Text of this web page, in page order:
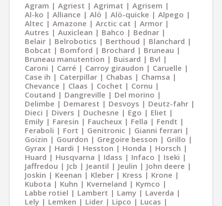
Agram Agriest Agrimat
Agrisem
Al-ko
Alliance Alö Alö-quicke
Alpego
Altec
Amazone Arctic cat
Armor
Autres
Auxiclean Bahco
Bednar
Belair
Belrobotics Berthoud
Blanchard
Bobcat
Bomford Brochard
Bruneau
Bruneau manutention
Buisard
Bvl
Caroni
Carré Carroy giraudon
Caruelle
Case ih
Caterpillar Chabas
Chamsa
Chevance
Claas Cochet
Cornu
Coutand
Dangreville
Del morino
Delimbe
Demarest Desvoys
Deutz-fahr
Dieci
Divers Duchesne Ego
Eliet
Emily
Faresin Faucheux Fella
Fendt
Feraboli
Fort Genitronic
Gianni ferrari
Goizin
Gourdon Gregoire besson
Grillo
Gyrax
Hardi Hesston Honda
Horsch
Huard
Husqvarna Idass Infaco
Iseki
Jaffredou
Jcb Jeantil Jeulin
John deere
Joskin
Keenan Kleber Kress
Krone
Kubota
Kuhn Kverneland
Kymco
Labbe rotiel
Lambert Lamy
Laverda
Lely
Lemken Lider Lipco
Lucas